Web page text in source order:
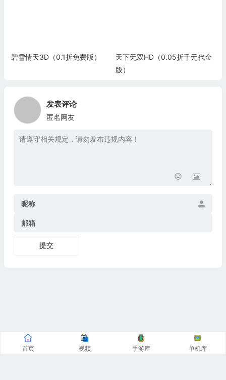
碧雪情天3D（0.1折免费版）
天下无双HD（0.05折千元代金
版）
发表评论
匿名网友
昵称
邮箱
提交
首页 视频 手游库 单机库